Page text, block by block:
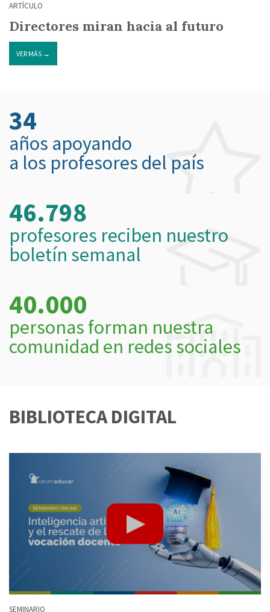
ARTÍCULO
Directores miran hacia al futuro
VER MÁS →
34
años apoyando
a los profesores del país
46.798
profesores reciben nuestro
boletín semanal
40.000
personas forman nuestra
comunidad en redes sociales
BIBLIOTECA DIGITAL
SEMINARIO